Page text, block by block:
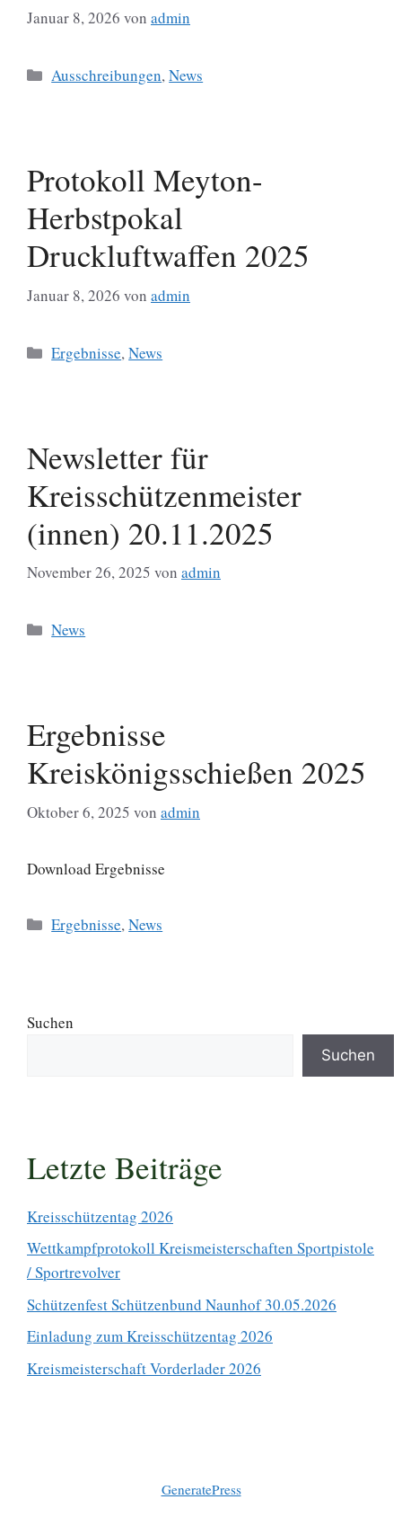
Januar 8, 2026 von admin
Kategorien
Ausschreibungen,News
Protokoll Meyton-
Herbstpokal
Druckluftwaffen 2025
Januar 8, 2026 von admin
Kategorien
Ergebnisse,News
Newsletter für
Kreisschützenmeister
(innen) 20.11.2025
November 26, 2025 von admin
Kategorien
News
Ergebnisse
Kreiskönigsschießen 2025
Oktober 6, 2025 von admin
Download Ergebnisse
Kategorien
Ergebnisse,News
Suchen
Suchen
Letzte Beiträge
Kreisschützentag 2026
Wettkampfprotokoll Kreismeisterschaften Sportpistole
/ Sportrevolver
Schützenfest Schützenbund Naunhof 30.05.2026
Einladung zum Kreisschützentag 2026
Kreismeisterschaft Vorderlader 2026
GeneratePress